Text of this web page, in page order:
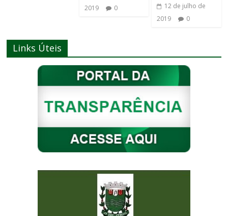
2019
0
12 de julho de
2019
0
Links Úteis